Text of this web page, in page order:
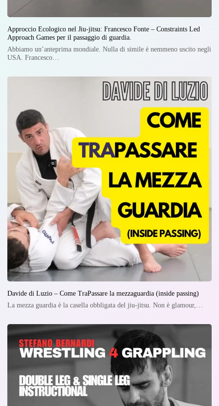
Approccio Ecologico nel Jiu-jitsu: Francesco Fonte – Constraints Led
Approach Games per il passaggio di guardia.
Abbiamo un’anteprima mondiale. Nulla di simile è nemmeno uscito negli
USA. Francesco…
Davide di Luzio – Come TraPassare la mezzaguardia (inside passing)
La mezza guardia è la casella obbligata del jiu-jitsu. Non è glamour,…